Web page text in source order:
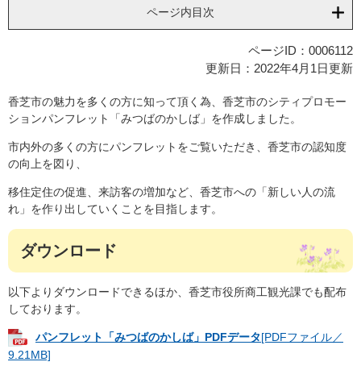
ページ内目次
ページID：0006112
更新日：2022年4月1日更新
香芝市の魅力を多くの方に知って頂く為、香芝市のシティプロモー
ションパンフレット「みつばのかしば」を作成しました。
市内外の多くの方にパンフレットをご覧いただき、香芝市の認知度
の向上を図り、
移住定住の促進、来訪客の増加など、香芝市への「新しい人の流
れ」を作り出していくことを目指します。
ダウンロード
以下よりダウンロードできるほか、香芝市役所商工観光課でも配布
しております。
パンフレット「みつばのかしば」PDFデータ[PDFファイル／
9.21MB]